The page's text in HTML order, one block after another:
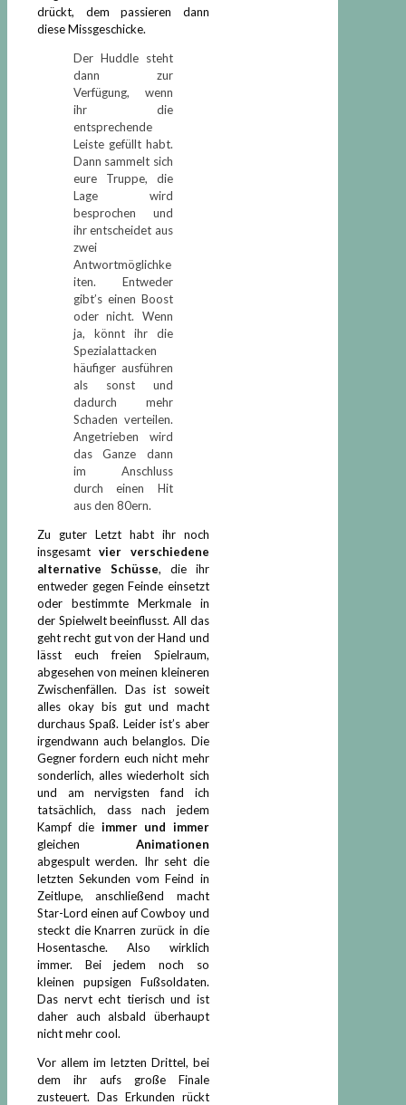
drückt, dem passieren dann
diese Missgeschicke.
Der Huddle steht
dann zur
Verfügung, wenn
ihr die
entsprechende
Leiste gefüllt habt.
Dann sammelt sich
eure Truppe, die
Lage wird
besprochen und
ihr entscheidet aus
zwei
Antwortmöglichke
iten. Entweder
gibt’s einen Boost
oder nicht. Wenn
ja, könnt ihr die
Spezialattacken
häufiger ausführen
als sonst und
dadurch mehr
Schaden verteilen.
Angetrieben wird
das Ganze dann
im Anschluss
durch einen Hit
aus den 80ern.
Zu guter Letzt habt ihr noch
insgesamtvier verschiedene
alternative Schüsse, die ihr
entweder gegen Feinde einsetzt
oder bestimmte Merkmale in
der Spielwelt beeinflusst. All das
geht recht gut von der Hand und
lässt euch freien Spielraum,
abgesehen von meinen kleineren
Zwischenfällen. Das ist soweit
alles okay bis gut und macht
durchaus Spaß. Leider ist’s aber
irgendwann auch belanglos. Die
Gegner fordern euch nicht mehr
sonderlich, alles wiederholt sich
und am nervigsten fand ich
tatsächlich, dass nach jedem
Kampf die immer und immer
gleichen Animationen
abgespult werden. Ihr seht die
letzten Sekunden vom Feind in
Zeitlupe, anschließend macht
Star-Lord einen auf Cowboy und
steckt die Knarren zurück in die
Hosentasche. Also wirklich
immer. Bei jedem noch so
kleinen pupsigen Fußsoldaten.
Das nervt echt tierisch und ist
daher auch alsbald überhaupt
nicht mehr cool.
Vor allem im letzten Drittel, bei
dem ihr aufs große Finale
zusteuert. Das Erkunden rückt